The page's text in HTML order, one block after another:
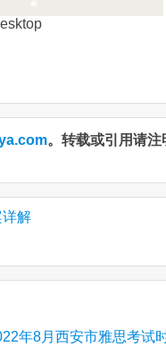
。转载或引用请
解
年8月西安市雅思考试